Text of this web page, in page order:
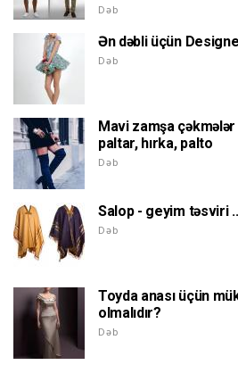
Dəb
Ən dəbli üçün
Dəb
Mavi zamşa
paltar, hırka, palto
Dəb
Salop - geyim təsviri
Dəb
Toyda anası üçün
olmalıdır?
Dəb